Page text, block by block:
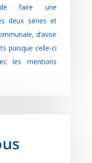
faire une
deux séries et
d’avoir
puisque celle-ci
les mentions